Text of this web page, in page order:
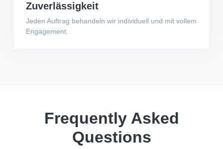
Zuverlässigkeit
Jeden Auftrag behandeln wir individuell und mit vollem
Engagement.
Frequently Asked
Questions